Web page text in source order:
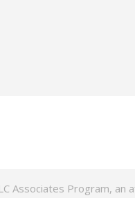
Associates Program,